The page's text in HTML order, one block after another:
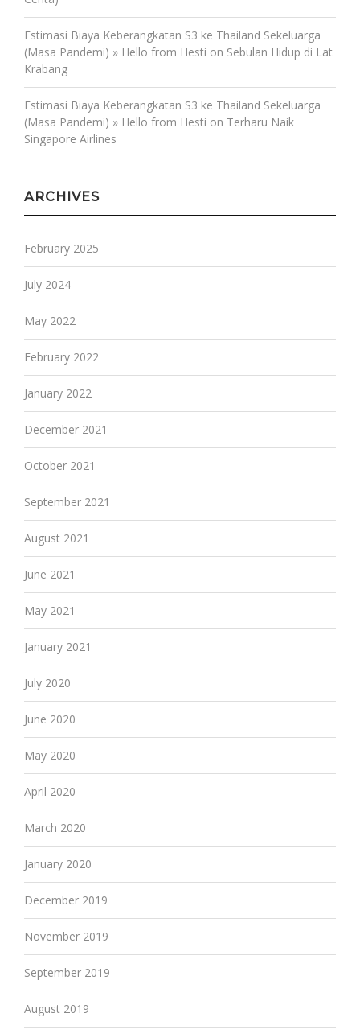
Estimasi Biaya Keberangkatan S3 ke Thailand Sekeluarga
(Masa Pandemi) » Hello from Hesti on Sebulan Hidup di Lat
Krabang
Estimasi Biaya Keberangkatan S3 ke Thailand Sekeluarga
(Masa Pandemi) » Hello from Hesti on Terharu Naik
Singapore Airlines
ARCHIVES
February 2025
July 2024
May 2022
February 2022
January 2022
December 2021
October 2021
September 2021
August 2021
June 2021
May 2021
January 2021
July 2020
June 2020
May 2020
April 2020
March 2020
January 2020
December 2019
November 2019
September 2019
August 2019